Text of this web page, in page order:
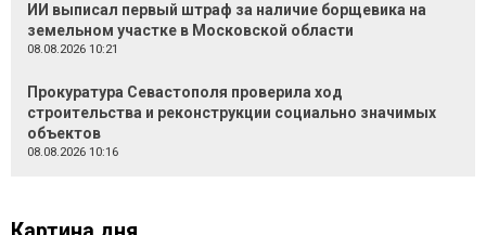
ИИ выписал первый штраф за наличие борщевика на
земельном участке в Московской области
08.08.2026 10:21
Прокуратура Севастополя проверила ход
строительства и реконструкции социально значимых
объектов
08.08.2026 10:16